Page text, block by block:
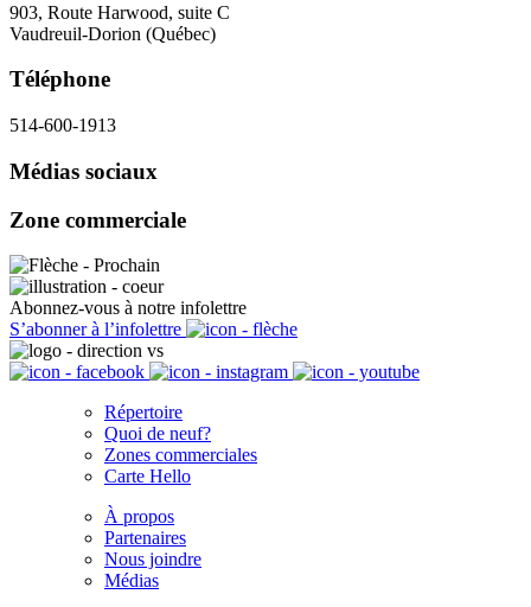
903, Route Harwood, suite C
Vaudreuil-Dorion (Québec)
Téléphone
514-600-1913
Médias sociaux
Zone commerciale
Abonnez-vous à notre infolettre
S’abonner à l’infolettre
Répertoire
Quoi de neuf?
Zones commerciales
Carte Hello
À propos
Partenaires
Nous joindre
Médias